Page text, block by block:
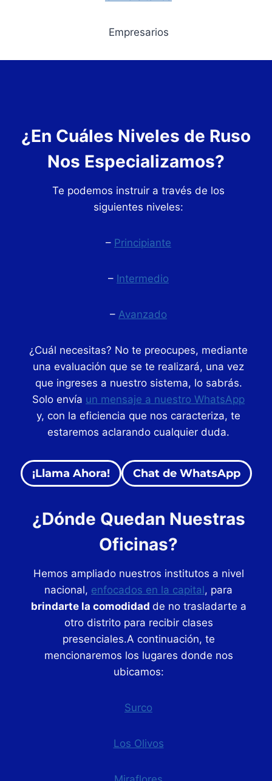
Empresarios
¿En Cuáles Niveles de Ruso
Nos Especializamos?
Te podemos instruir a través de los
siguientes niveles:
– Principiante
– Intermedio
– Avanzado
¿Cuál necesitas? No te preocupes, mediante
una evaluación que se te realizará, una vez
que ingreses a nuestro sistema, lo sabrás.
Solo envía un mensaje a nuestro WhatsApp
y, con la eficiencia que nos caracteriza, te
estaremos aclarando cualquier duda.
¡Llama Ahora! Chat de WhatsApp
¿Dónde Quedan Nuestras
Oficinas?
Hemos ampliado nuestros institutos a nivel
nacional, enfocados en la capital, para
brindarte la comodidad de no trasladarte a
otro distrito para recibir clases
presenciales.A continuación, te
mencionaremos los lugares donde nos
ubicamos:
Surco
Los Olivos